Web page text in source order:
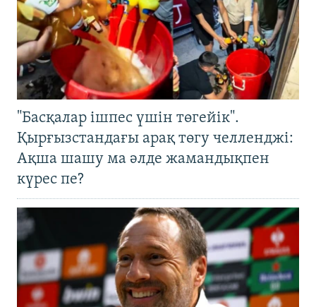
"Басқалар ішпес үшін төгейік".
Қырғызстандағы арақ төгу челленджі:
Ақша шашу ма әлде жамандықпен
күрес пе?